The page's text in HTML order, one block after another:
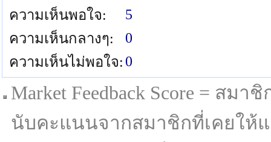
ความเห็นพอใจ:
5
ความเห็นกลางๆ:
0
ความเห็นไม่พอใจ: 0
Market Feedback Score = สม
นับคะแนนจากสมาชิกที่เคยให้